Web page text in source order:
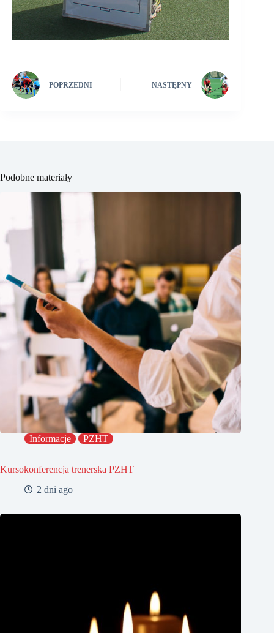
POPRZEDNI NASTĘPNY
Podobne materiały
Informacje PZHT
Kursokonferencja trenerska PZHT
2 dni ago